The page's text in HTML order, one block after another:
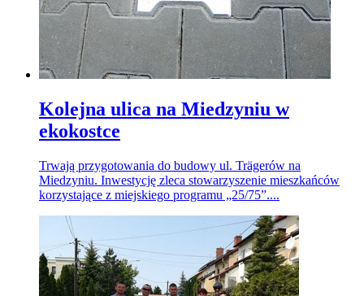
Kolejna ulica na Miedzyniu w
ekokostce
Trwają przygotowania do budowy ul. Trӓgerów na
Miedzyniu. Inwestycję zleca stowarzyszenie mieszkańców
korzystające z miejskiego programu „25/75”....